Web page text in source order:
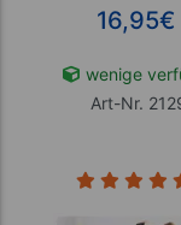
16,95€
wenige
Art-Nr.